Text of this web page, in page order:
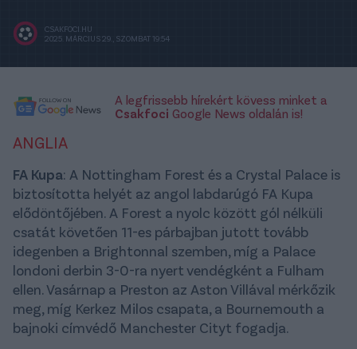
CSAKFOCI.HU
2025. MÁRCIUS 29., SZOMBAT 19:54
A legfrissebb hírekért kövess minket a
Csakfoci Google News oldalán is!
ANGLIA
FA Kupa: A Nottingham Forest és a Crystal Palace is
biztosította helyét az angol labdarúgó FA Kupa
elődöntőjében. A Forest a nyolc között gól nélküli
csatát követően 11-es párbajban jutott tovább
idegenben a Brightonnal szemben, míg a Palace
londoni derbin 3-0-ra nyert vendégként a Fulham
ellen. Vasárnap a Preston az Aston Villával mérkőzik
meg, míg Kerkez Milos csapata, a Bournemouth a
bajnoki címvédő Manchester Cityt fogadja.